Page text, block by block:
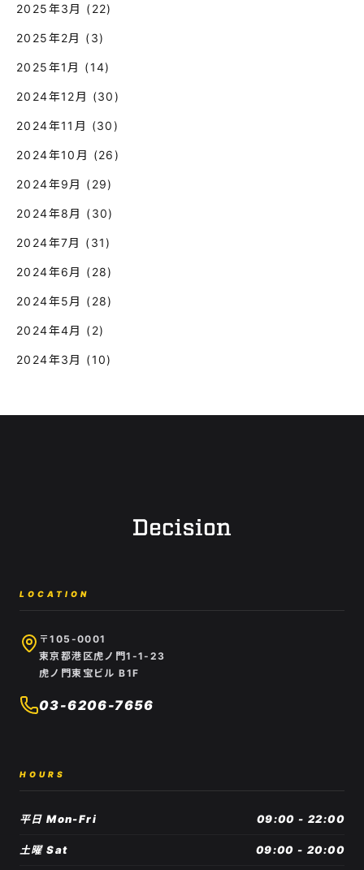
2025年3月 (22)
2025年2月 (3)
2025年1月 (14)
2024年12月 (30)
2024年11月 (30)
2024年10月 (26)
2024年9月 (29)
2024年8月 (30)
2024年7月 (31)
2024年6月 (28)
2024年5月 (28)
2024年4月 (2)
2024年3月 (10)
LOCATION
〒105-0001
東京都港区虎ノ門1-1-23
虎ノ門東宝ビル B1F
03-6206-7656
HOURS
平日 Mon-Fri 09:00 - 22:00
土曜 Sat 09:00 - 20:00